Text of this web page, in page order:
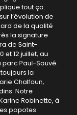
tout ça.
l’évolution de
de la qualité
la signature
de Saint-
et 12 juillet, au
Paul-Sauvé.
la
Chalfoun,
Notre
Robinette, à
popotes